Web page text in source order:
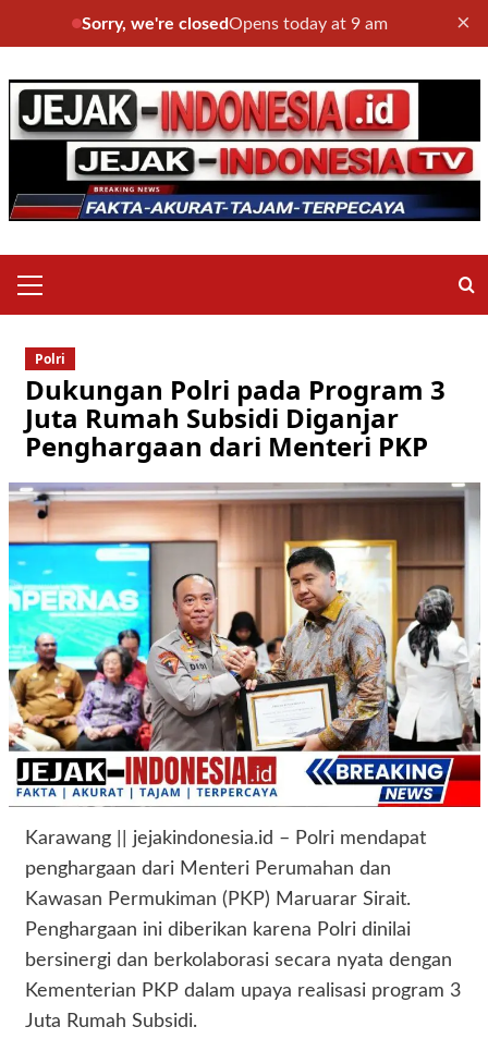
Sorry, we're closedOpens today at 9 am ×
to
content
Menu
Polri
Dukungan Polri pada Program 3
Juta Rumah Subsidi Diganjar
Penghargaan dari Menteri PKP
Karawang || jejakindonesia.id – Polri mendapat
penghargaan dari Menteri Perumahan dan
Kawasan Permukiman (PKP) Maruarar Sirait.
Penghargaan ini diberikan karena Polri dinilai
bersinergi dan berkolaborasi secara nyata dengan
Kementerian PKP dalam upaya realisasi program 3
Juta Rumah Subsidi.